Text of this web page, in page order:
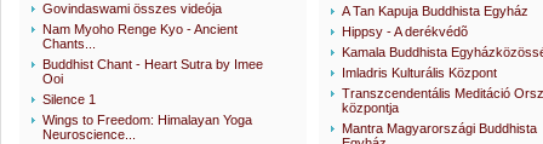
Govindaswami összes videója
Nam Myoho Renge Kyo - Ancient
Chants...
Buddhist Chant - Heart Sutra by Imee
Ooi
Silence 1
Wings to Freedom: Himalayan Yoga
Neuroscience...
A Tan Kapuja Buddhista Egyház
Hippsy - A derékvédõ
Kamala Buddhista
Imladris Kulturális Központ
Transzcendentális Meditáció
központja
Mantra Magyarországi Buddhista